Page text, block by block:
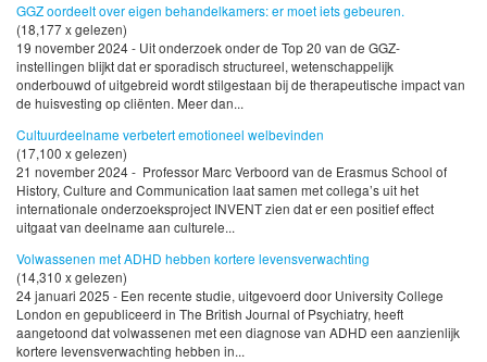
GGZ oordeelt over eigen behandelkamers: er moet iets gebeuren.
(18,177 x gelezen)
19 november 2024 - Uit onderzoek onder de Top 20 van de GGZ-
instellingen blijkt dat er sporadisch structureel, wetenschappelijk
onderbouwd of uitgebreid wordt stilgestaan bij de therapeutische impact van
de huisvesting op cliënten. Meer dan...
Cultuurdeelname verbetert emotioneel welbevinden
(17,100 x gelezen)
21 november 2024 - Professor Marc Verboord van de Erasmus School of
History, Culture and Communication laat samen met collega’s uit het
internationale onderzoeksproject INVENT zien dat er een positief effect
uitgaat van deelname aan culturele...
Volwassenen met ADHD hebben kortere levensverwachting
(14,310 x gelezen)
24 januari 2025 - Een recente studie, uitgevoerd door University College
London en gepubliceerd in The British Journal of Psychiatry, heeft
aangetoond dat volwassenen met een diagnose van ADHD een aanzienlijk
kortere levensverwachting hebben in...